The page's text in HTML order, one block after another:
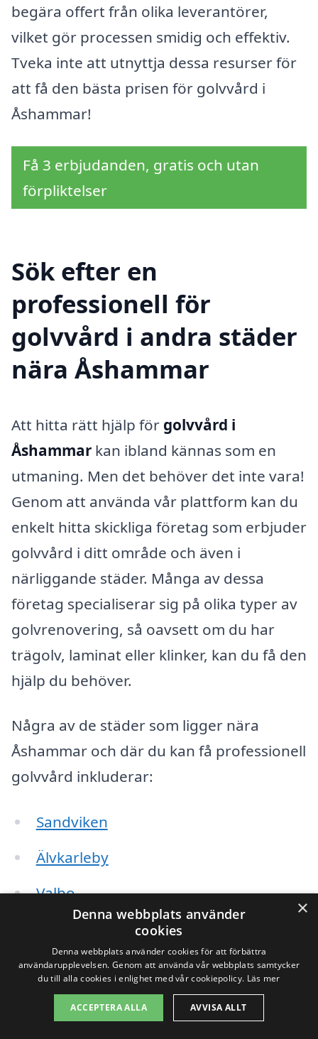
begära offert från olika leverantörer,
vilket gör processen smidig och effektiv.
Tveka inte att utnyttja dessa resurser för
att få den bästa prisen för golvvård i
Åshammar!
Få 3 erbjudanden, gratis och utan
förpliktelser
Sök efter en
professionell för
golvvård i andra städer
nära Åshammar
Att hitta rätt hjälp för golvvård i
Åshammar kan ibland kännas som en
utmaning. Men det behöver det inte vara!
Genom att använda vår plattform kan du
enkelt hitta skickliga företag som erbjuder
golvvård i ditt område och även i
närliggande städer. Många av dessa
företag specialiserar sig på olika typer av
golvrenovering, så oavsett om du har
trägolv, laminat eller klinker, kan du få den
hjälp du behöver.
Några av de städer som ligger nära
Åshammar och där du kan få professionell
golvvård inkluderar:
Sandviken
Älvkarleby
Valbo
Gävle
Ockelbo
×
Denna webbplats använder
cookies
Denna webbplats använder cookies för att förbättra
användarupplevelsen. Genom att använda vår webbplats samtycker
du till alla cookies i enlighet med vår cookiepolicy. Läs mer
ACCEPTERA ALLA AVVISA ALLT